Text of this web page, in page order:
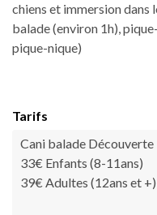
chiens et immersion dans
balade (environ 1h),
pique-nique)
Tarifs
Cani balade Découverte
33€ Enfants (8-11ans)
39€ Adultes (12ans et +)